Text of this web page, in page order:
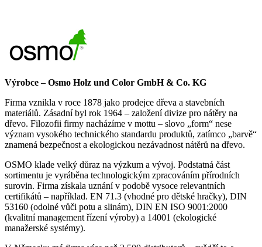
Výrobce – Osmo Holz und Color GmbH & Co. KG
Firma vznikla v roce 1878 jako prodejce dřeva a stavebních
materiálů. Zásadní byl rok 1964 – založení divize pro nátěry na
dřevo. Filozofii firmy nacházíme v mottu – slovo „form“ nese
význam vysokého technického standardu produktů, zatímco „barvě“
znamená bezpečnost a ekologickou nezávadnost nátěrů na dřevo.
OSMO klade velký důraz na výzkum a vývoj. Podstatná část
sortimentu je vyráběna technologickým zpracováním přírodních
surovin. Firma získala uznání v podobě vysoce relevantních
certifikátů – například. EN 71.3 (vhodné pro dětské hračky), DIN
53160 (odolné vůči potu a slinám), DIN EN ISO 9001:2000
(kvalitní management řízení výroby) a 14001 (ekologické
manažerské systémy).